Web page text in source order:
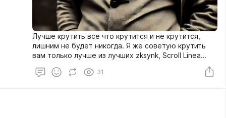
Лучше крутить все что крутится и не крутится,
лишним не будет никогда. Я же советую крутить
вам только лучше из лучших zksynk, Scroll Linea
31